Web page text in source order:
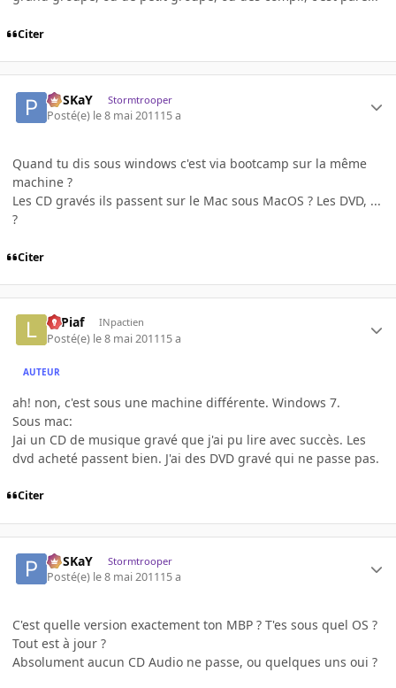
Citer
PoSKaY Stormtrooper
Posté(e) le 8 mai 201115 a
Quand tu dis sous windows c'est via bootcamp sur la même
machine ?
Les CD gravés ils passent sur le Mac sous MacOS ? Les DVD, ...
?
Citer
LePiaf INpactien
Posté(e) le 8 mai 201115 a
AUTEUR
ah! non, c'est sous une machine différente. Windows 7.
Sous mac:
Jai un CD de musique gravé que j'ai pu lire avec succès. Les
dvd acheté passent bien. J'ai des DVD gravé qui ne passe pas.
Citer
PoSKaY Stormtrooper
Posté(e) le 8 mai 201115 a
C'est quelle version exactement ton MBP ? T'es sous quel OS ?
Tout est à jour ?
Absolument aucun CD Audio ne passe, ou quelques uns oui ?